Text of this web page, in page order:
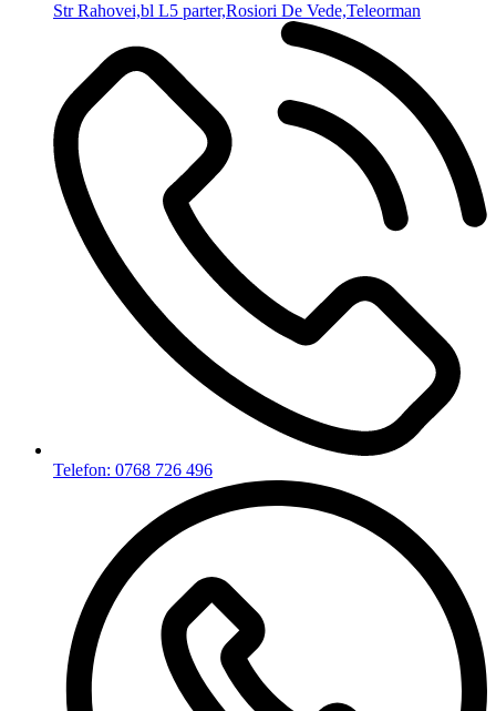
Str Rahovei,bl L5 parter,Rosiori De Vede,Teleorman
Telefon: 0768 726 496